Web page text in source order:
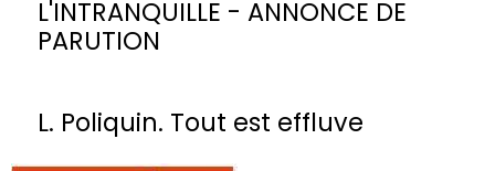
L'INTRANQUILLE - ANNONCE DE
PARUTION
L. Poliquin. Tout est effluve